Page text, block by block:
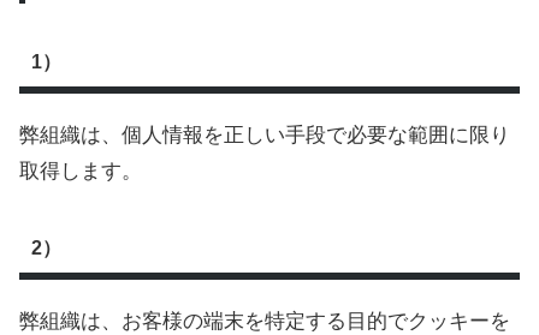
1）
弊組織は、個人情報を正しい手段で必要な範囲に限り
取得します。
2）
弊組織は、お客様の端末を特定する目的でクッキーを